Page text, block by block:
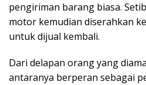
pengiriman barang biasa.
motor kemudian diserahkan
untuk dijual kembali.
Dari delapan orang yang
antaranya berperan sebagai